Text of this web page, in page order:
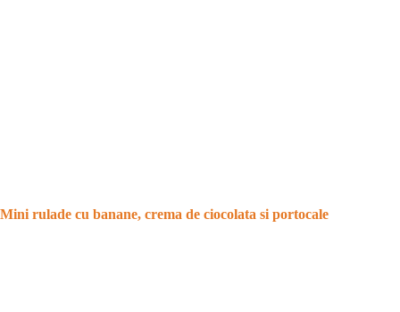
Mini rulade cu banane, crema de ciocolata si portocale